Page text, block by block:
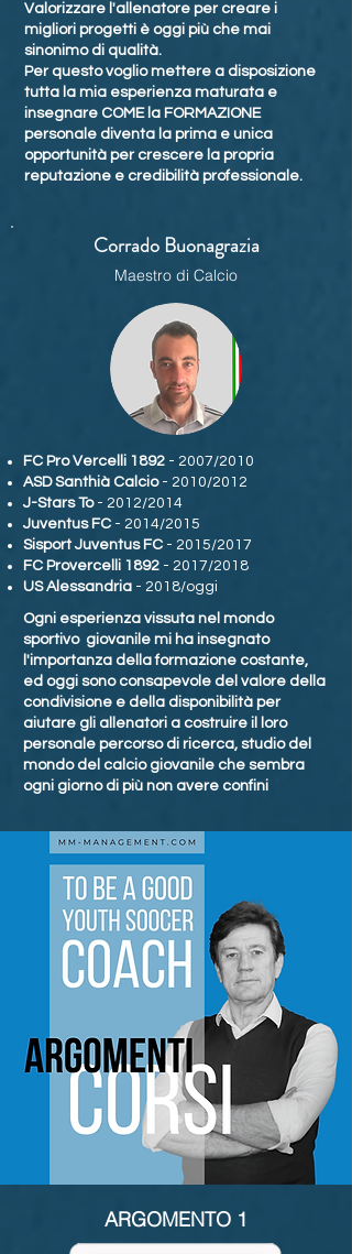
Valorizzare l'allenatore per creare i
migliori progetti è oggi più che mai
sinonimo di qualità.
Per questo voglio mettere a disposizione
tutta la mia esperienza maturata e
insegnare COME la FORMAZIONE
personale diventa la prima e unica
opportunità per crescere la propria
reputazione e credibilità professionale.
Corrado Buonagrazia
Maestro di Calcio
FC Pro Vercelli 1892 - 2007/2010
ASD Santhià Calcio- 2010/2012
J-Stars To- 2012/2014
Juventus FC - 2014/2015
Sisport Juventus FC - 2015/2017
FC Provercelli 1892 - 2017/2018
US Alessandria - 2018/oggi
Ogni esperienza vissuta nel mondo
sportivo giovanile mi ha insegnato
l'importanza della formazione costante,
ed oggi sono consapevole del valore della
condivisione e della disponibilità per
aiutare gli allenatori a costruire il loro
personale percorso di ricerca, studio del
mondo del calcio giovanile che sembra
ogni giorno di più non avere confini
ARGOMENTO 1